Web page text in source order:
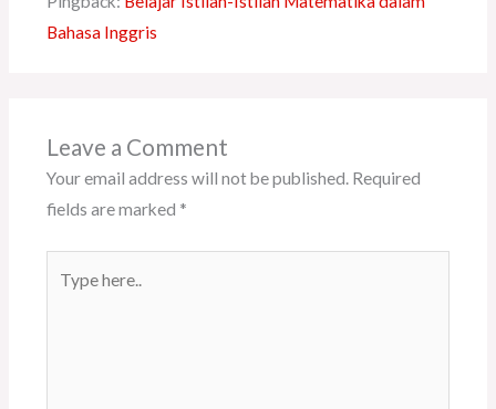
Bahasa Inggris
Leave a Comment
Your email address will not be published. Required
fields are marked *
here..